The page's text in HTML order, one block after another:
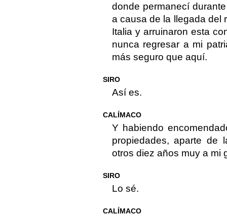
donde permanecí
a causa de la llegada del
Italia y arruinaron esta
nunca regresar a mi
más seguro que aquí.
SIRO
Así es.
CALÍMACO
Y habiendo
propiedades, aparte de
otros diez años muy a mi
SIRO
Lo sé.
CALÍMACO